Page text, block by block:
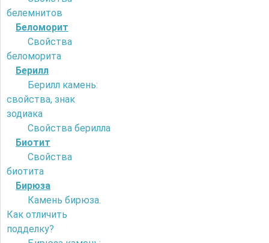
белемнитов
Беломорит
Свойства
беломорита
Берилл
Берилл камень:
свойства, знак
зодиака
Свойства берилла
Биотит
Свойства
биотита
Бирюза
Камень бирюза.
Как отличить
подделку?